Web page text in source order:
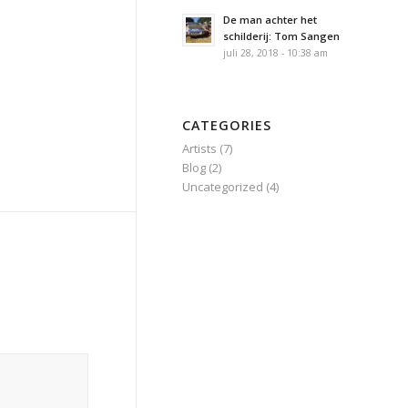
De man achter het
schilderij: Tom Sangen
juli 28, 2018 - 10:38 am
CATEGORIES
Artists (7)
Blog (2)
Uncategorized (4)